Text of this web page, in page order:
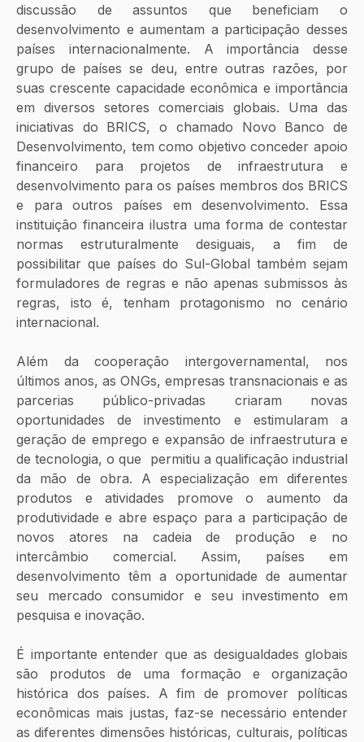
discussão de assuntos que beneficiam o
desenvolvimento e aumentam a participação desses
países internacionalmente. A importância desse
grupo de países se deu, entre outras razões, por
suas crescente capacidade econômica e importância
em diversos setores comerciais globais. Uma das
iniciativas do BRICS, o chamado Novo Banco de
Desenvolvimento, tem como objetivo conceder apoio
financeiro para projetos de infraestrutura e
desenvolvimento para os países membros dos BRICS
e para outros países em desenvolvimento. Essa
instituição financeira ilustra uma forma de contestar
normas estruturalmente desiguais, a fim de
possibilitar que países do Sul-Global também sejam
formuladores de regras e não apenas submissos às
regras, isto é, tenham protagonismo no cenário
internacional.
Além da cooperação intergovernamental, nos
últimos anos, as ONGs, empresas transnacionais e as
parcerias público-privadas criaram novas
oportunidades de investimento e estimularam a
geração de emprego e expansão de infraestrutura e
de tecnologia, o que  permitiu a qualificação industrial
da mão de obra. A especialização em diferentes
produtos e atividades promove o aumento da
produtividade e abre espaço para a participação de
novos atores na cadeia de produção e no
intercâmbio comercial. Assim, países em
desenvolvimento têm a oportunidade de aumentar
seu mercado consumidor e seu investimento em
pesquisa e inovação.
É importante entender que as desigualdades globais
são produtos de uma formação e organização
histórica dos países. A fim de promover políticas
econômicas mais justas, faz-se necessário entender
as diferentes dimensões históricas, culturais, políticas